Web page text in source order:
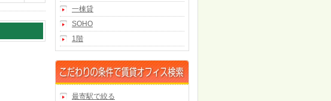
一棟貸
SOHO
1階
最寄駅で絞る